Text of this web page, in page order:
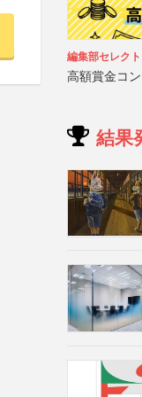
編集部セレクト
高額賞金コ
結果